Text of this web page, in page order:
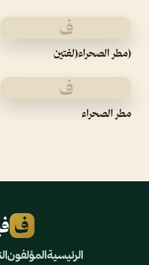
ف
(مطر الصحراء(لغتين
ف
مطر الصحراء
ف
الرئيسيةالمؤلفون